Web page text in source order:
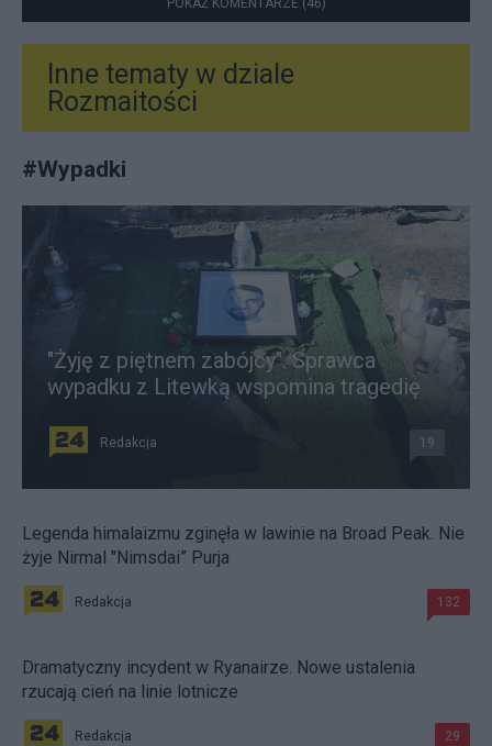
POKAŻ KOMENTARZE (46)
Inne tematy w dziale
Rozmaitości
#Wypadki
"Żyję z piętnem zabójcy". Sprawca
wypadku z Litewką wspomina tragedię
Redakcja 19
Legenda himalaizmu zginęła w lawinie na Broad Peak. Nie
żyje Nirmal "Nimsdai” Purja
Redakcja 132
Dramatyczny incydent w Ryanairze. Nowe ustalenia
rzucają cień na linie lotnicze
Redakcja 29